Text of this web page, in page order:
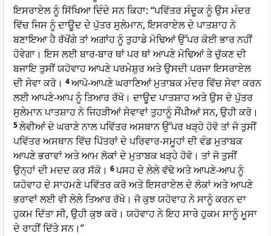
ਇਸਰਾਏਲ ਨੂੰ ਸਿੱਖਿਆ ਦਿੰਦੇ ਸਨ ਕਿਹਾ: “ਪਵਿੱਤਰ ਸੰਦੂਕ ਨੂੰ ਉਸ ਮੰਦਰ
ਵਿੱਚ ਜਿਸ ਨੂੰ ਦਾਊਦ ਦੇ ਪੁੱਤਰ ਸੁਲੇਮਾਨ, ਇਸਰਾਏਲ ਦੇ ਪਾਤਸ਼ਾਹ ਨੇ
ਬਣਾਇਆ ਹੈ ਰੱਖੋਂਗੇ ਤਾਂ ਅਗਾਂਹ ਨੂੰ ਤੁਹਾਡੇ ਮੋਢਿਆਂ ਉੱਪਰ ਕੋਈ ਭਾਰ ਨਹੀਂ
ਹੋਵੇਗਾ। ਇਸ ਲਈ ਬਾਰ-ਬਾਰ ਥਾਂ ਪਰ ਥਾਂ ਆਪਣੇ ਮੋਢਿਆਂ ਤੇ ਚੁੱਕਣ ਦੀ
ਬਜਾਇ ਤੁਸੀਂ ਯਹੋਵਾਹ ਆਪਣੇ ਪਰਮੇਸ਼ੁਰ ਅਤੇ ਉਸਦੀ ਪਰਜਾ ਇਸਰਾਏਲ
ਦੀ ਸੇਵਾ ਕਰੋ। 4ਆਪੋ-ਆਪਣੇ ਘਰਾਣਿਆਂ ਮੁਤਾਬਕ ਮੰਦਰ ਵਿੱਚ ਸੇਵਾ ਕਰਨ
ਲਈ ਆਪਣੇ-ਆਪ ਨੂੰ ਤਿਆਰ ਰੱਖੋ। ਦਾਊਦ ਪਾਤਸ਼ਾਹ ਅਤੇ ਉਸ ਦੇ ਪੁੱਤਰ
ਸੁਲੇਮਾਨ ਪਾਤਸ਼ਾਹ ਨੇ ਜਿਹੜੀਆਂ ਸੇਵਾਵਾਂ ਤੁਹਾਨੂੰ ਸੌਂਪੀਆਂ ਸਨ, ਉਹੀ ਕਰੋ।
5ਲੇਵੀਆਂ ਦੇ ਘਰਾਣੇ ਨਾਲ ਪਵਿੱਤਰ ਅਸਥਾਨ ਉੱਪਰ ਖੜ੍ਹੇ ਹੋਵੋ ਤਾਂ ਜੋ ਤੁਸੀਂ
ਪਵਿੱਤਰ ਅਸਥਾਨ ਵਿੱਚ ਪਿੱਤਰਾਂ ਦੇ ਪਰਿਵਾਰ-ਸਮੂਹਾਂ ਦੀ ਵੰਡ ਮੁਤਾਬਕ
ਆਪਣੇ ਭਰਾਵਾਂ ਅਤੇ ਆਮ ਲੋਕਾਂ ਦੇ ਮੁਤਾਬਕ ਖੜ੍ਹੇ ਹੋਵੋ। ਤਾਂ ਜੋ ਤੁਸੀਂ
ਉਨ੍ਹਾਂ ਦੀ ਮਦਦ ਕਰ ਸੱਕੋ। 6ਪਸਹ ਦੇ ਲੇਲੇ ਵੱਢੋ ਅਤੇ ਆਪਣੇ-ਆਪ ਨੂੰ
ਯਹੋਵਾਹ ਦੇ ਸਾਹਮਣੇ ਪਵਿੱਤਰ ਕਰੋ ਅਤੇ ਇਸਰਾਏਲ ਦੇ ਲੋਕਾਂ ਅਤੇ ਆਪਣੇ
ਭਰਾਵਾਂ ਲਈ ਵੀ ਲੇਲੇ ਤਿਆਰ ਰੱਖੋ। ਜੋ ਕੁਝ ਯਹੋਵਾਹ ਨੇ ਸਾਨੂੰ ਕਰਨ ਦਾ
ਹੁਕਮ ਦਿੱਤਾ ਸੀ, ਉਹੀ ਕੁਝ ਕਰੋ। ਯਹੋਵਾਹ ਨੇ ਇਹ ਸਾਰੇ ਹੁਕਮ ਸਾਨੂੰ ਮੂਸਾ
ਦੇ ਰਾਹੀਂ ਦਿੱਤੇ ਸਨ।”